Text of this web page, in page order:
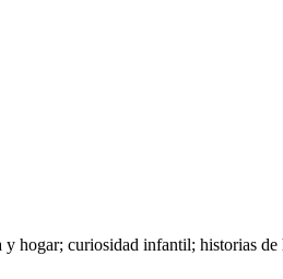
hogar; curiosidad infantil; historias